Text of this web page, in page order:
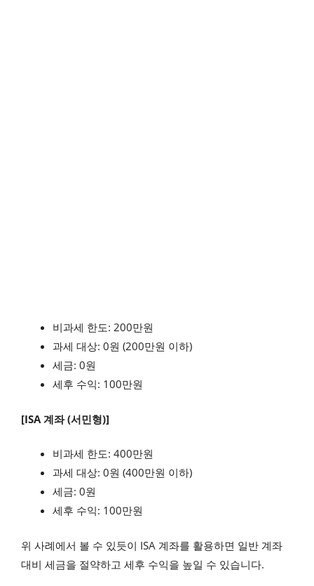
비과세 한도: 200만원
과세 대상: 0원 (200만원 이하)
세금: 0원
세후 수익: 100만원
[ISA 계좌 (서민형)]
비과세 한도: 400만원
과세 대상: 0원 (400만원 이하)
세금: 0원
세후 수익: 100만원
위 사례에서 볼 수 있듯이 ISA 계좌를 활용하면 일반 계좌
대비 세금을 절약하고 세후 수익을 높일 수 있습니다.